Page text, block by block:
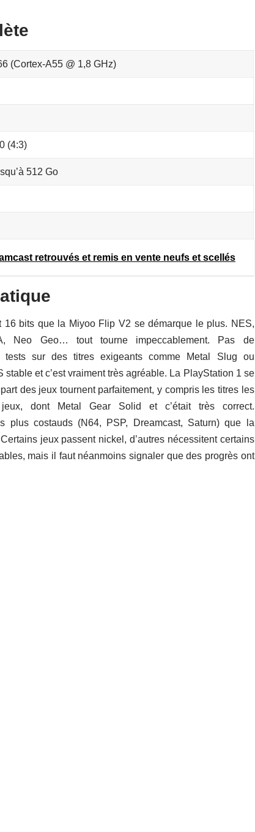
(Cortex-A55 @ 1,8 GHz)
(4:3)
512 Go
retrouvés et remis en vente neufs et scellés
16 bits que la Miyoo Flip V2 se démarque le plus. NES,
Neo Geo… tout tourne impeccablement. Pas de
tests sur des titres exigeants comme Metal Slug ou
et c’est vraiment très agréable. La PlayStation 1 se
des jeux tournent parfaitement, y compris les titres les
dont Metal Gear Solid et c’était très correct.
plus costauds (N64, PSP, Dreamcast, Saturn) que la
jeux passent nickel, d’autres nécessitent certains
mais il faut néanmoins signaler que des progrès ont